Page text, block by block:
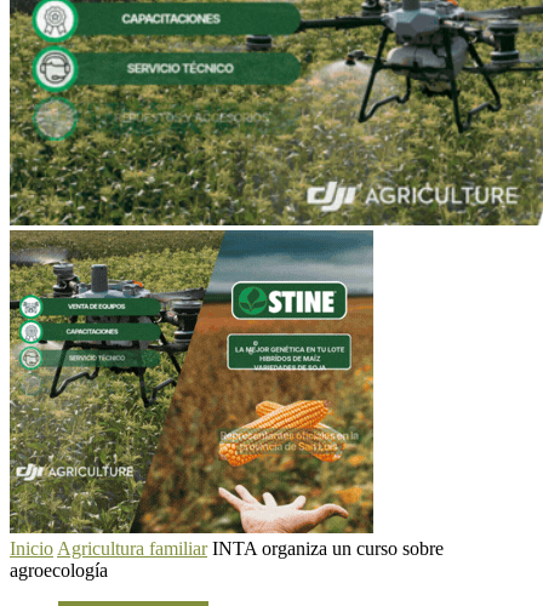
Inicio Agricultura familiar INTA organiza un curso sobre
agroecología